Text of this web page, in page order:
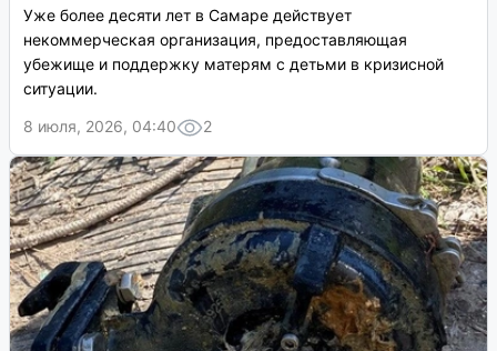
Уже более десяти лет в Самаре действует
некоммерческая организация, предоставляющая
убежище и поддержку матерям с детьми в кризисной
ситуации.
8 июля, 2026, 04:40
2